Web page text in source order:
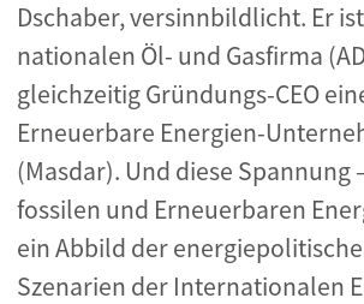
Dschaber, versinnbildlicht. Er
nationalen Öl- und Gasfirma
gleichzeitig Gründungs-CEO
Erneuerbare Energien-
(Masdar). Und diese Spannung
fossilen und Erneuerbaren
ein Abbild der
Szenarien der Internationalen